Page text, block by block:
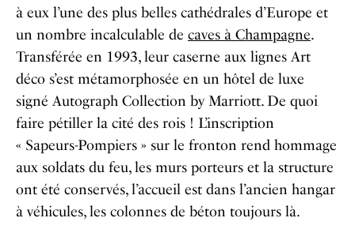
à eux l’une des plus belles cathédrales d’Europe et
un nombre incalculable de caves à Champagne.
Transférée en 1993, leur caserne aux lignes Art
déco s’est métamorphosée en un hôtel de luxe
signé Autograph Collection by Marriott. De quoi
faire pétiller la cité des rois ! L’inscription
« Sapeurs-Pompiers » sur le fronton rend hommage
aux soldats du feu, les murs porteurs et la structure
ont été conservés, l’accueil est dans l’ancien hangar
à véhicules, les colonnes de béton toujours là.